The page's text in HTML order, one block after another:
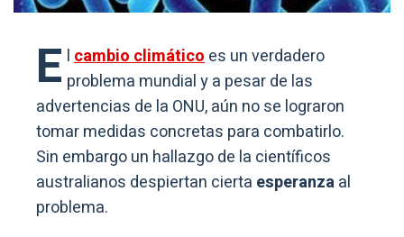
E lcambio climáticoes un verdadero
problema mundial y a pesar de las
advertencias de la ONU, aún no se lograron
tomar medidas concretas para combatirlo.
Sin embargo un hallazgo de la científicos
australianos despiertan cierta esperanzaal
problema.